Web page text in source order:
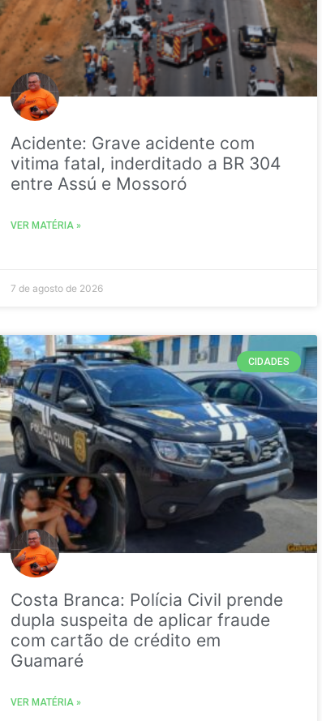
Acidente: Grave acidente com
vitima fatal, inderditado a BR 304
entre Assú e Mossoró
VER MATÉRIA »
7 de agosto de 2026
CIDADES
Costa Branca: Polícia Civil prende
dupla suspeita de aplicar fraude
com cartão de crédito em
Guamaré
VER MATÉRIA »